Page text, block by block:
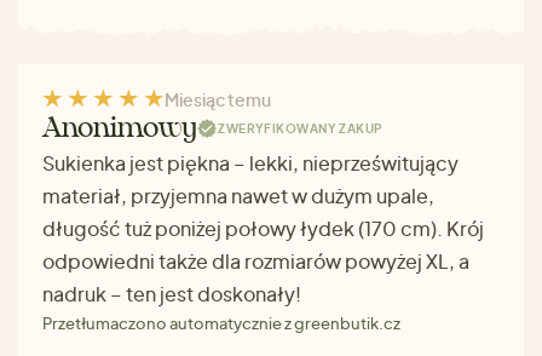
Miesiąc temu
Anonimowy ZWERYFIKOWANY ZAKUP
Sukienka jest piękna – lekki, nieprześwitujący
materiał, przyjemna nawet w dużym upale,
długość tuż poniżej połowy łydek (170 cm). Krój
odpowiedni także dla rozmiarów powyżej XL, a
nadruk – ten jest doskonały!
Przetłumaczono automatycznie z greenbutik.cz